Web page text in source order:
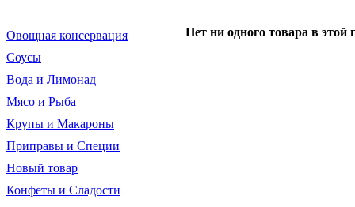
Овощная консервация
Соусы
Вода и Лимонад
Мясо и Рыба
Крупы и Макароны
Приправы и Специи
Новый товар
Конфеты и Сладости
Нет ни одного товара в этой